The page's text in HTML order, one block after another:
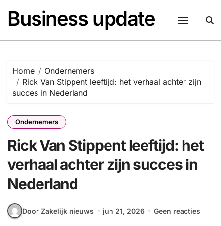
inhoud
Business update
Home
Ondernemers
Rick Van Stippent leeftijd: het verhaal achter zijn
succes in Nederland
Ondernemers
Rick Van Stippent leeftijd: het
verhaal achter zijn succes in
Nederland
Door Zakelijk nieuws jun 21, 2026 Geen reacties